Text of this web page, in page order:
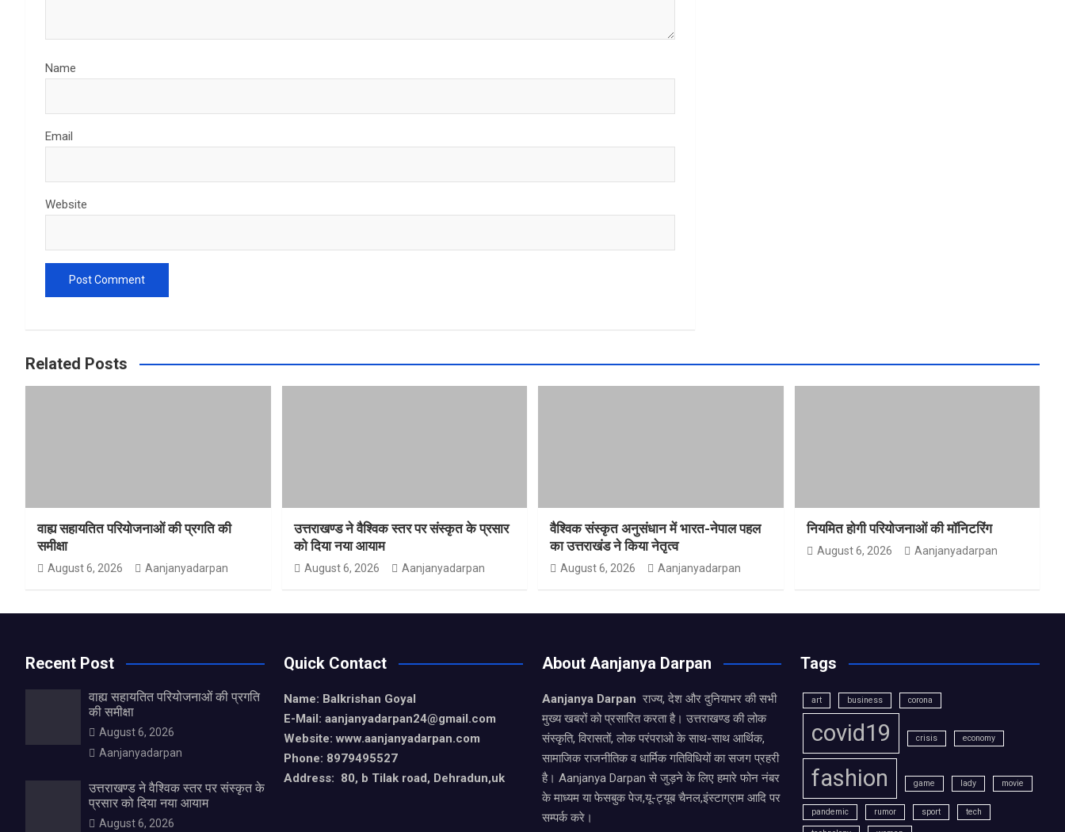
Name
Email
Website
Related Posts
वाह्य सहायतित परियोजनाओं की प्रगति की
समीक्षा
August 6, 2026 Aanjanyadarpan
उत्तराखण्ड ने वैश्विक स्तर पर संस्कृत के प्रसार
को दिया नया आयाम
August 6, 2026 Aanjanyadarpan
वैश्विक संस्कृत अनुसंधान में भारत-नेपाल पहल
का उत्तराखंड ने किया नेतृत्व
August 6, 2026 Aanjanyadarpan
नियमित होगी परियोजनाओं की मॉनिटरिंग
August 6, 2026 Aanjanyadarpan
Recent Post
वाह्य सहायतित परियोजनाओं की प्रगति
की समीक्षा
August 6, 2026
Aanjanyadarpan
उत्तराखण्ड ने वैश्विक स्तर पर संस्कृत के
प्रसार को दिया नया आयाम
August 6, 2026
Quick Contact
Name: Balkrishan Goyal
E-Mail: aanjanyadarpan24@gmail.com
Website: www.aanjanyadarpan.com
Phone: 8979495527
Address: 80, b Tilak road, Dehradun,uk
About Aanjanya Darpan
Aanjanya Darpan राज्य, देश और दुनियाभर की सभी
मुख्य खबरों को प्रसारित करता है। उत्तराखण्ड की लोक
संस्कृति, विरासतों, लोक परंपराओ के साथ-साथ आर्थिक,
सामाजिक राजनीतिक व धार्मिक गतिविधियों का सजग प्रहरी
है। Aanjanya Darpan से जुड़ने के लिए हमारे फोन नंबर
के माध्यम या फेसबुक पेज,यू-ट्यूब चैनल,इंस्टाग्राम आदि पर
सम्पर्क करे।
Tags
art business corona
covid19 crisis economy
fashion game lady movie
pandemic rumor sport tech